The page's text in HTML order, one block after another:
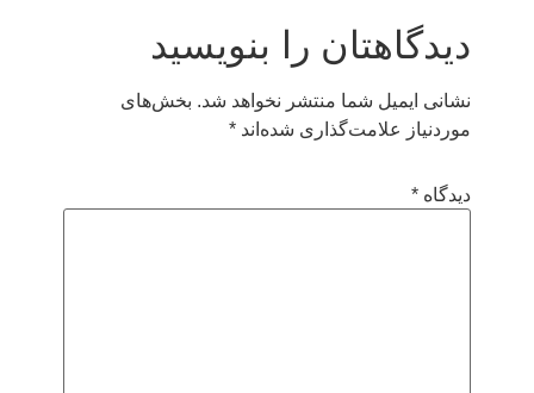
دیدگاهتان را بنویسید
نشانی ایمیل شما منتشر نخواهد شد. بخش‌های
موردنیاز علامت‌گذاری شده‌اند *
دیدگاه *